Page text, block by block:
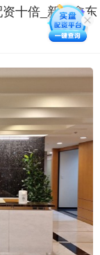
十倍_新股鑫东